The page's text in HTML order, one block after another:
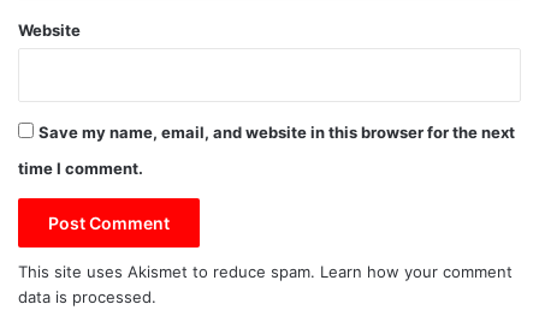
Website
Save my name, email, and website in this browser for the next
time I comment.
This site uses Akismet to reduce spam. Learn how your comment
data is processed.